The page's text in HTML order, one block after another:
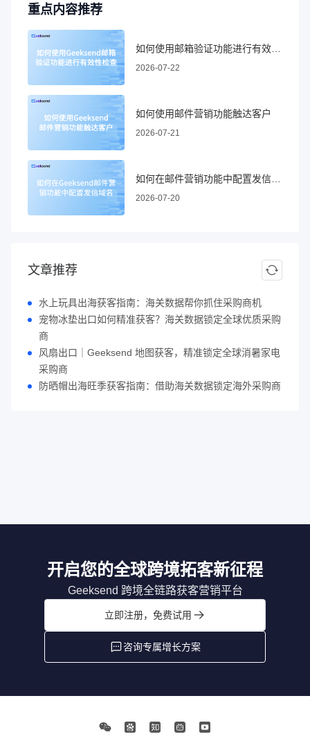
重点内容推荐
2026-07-22
如何使用邮件营销功能触达客户
2026-07-21
2026-07-20
文章推荐
水上玩具出海获客指南：海关数据帮你抓住采购商机
宠物冰垫出口如何精准获客？海关数据锁定全球优质采购
商
风扇出口｜Geeksend 地图获客，精准锁定全球消暑家电
采购商
防晒帽出海旺季获客指南：借助海关数据锁定海外采购商
开启您的全球跨境拓客新征程
Geeksend 跨境全链路获客营销平台
立即注册，免费试用
咨询专属增长方案